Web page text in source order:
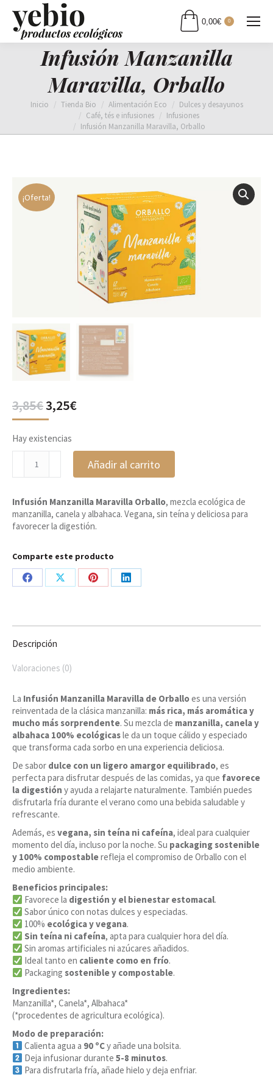
0,00€ 0
Infusión Manzanilla
Maravilla, Orballo
Estás aquí:
Inicio Tienda Bio Alimentación Eco
Dulces y desayunos
Café, tés e infusiones
Infusiones
Infusión Manzanilla Maravilla, Orballo
¡Oferta!
3,85€El
precio
era:
3,85€.
3,25€El
3,25€.
Hay existencias
Manzanilla
Maravilla,
cantidad
Añadir al carrito
Infusión Manzanilla Maravilla Orballo, mezcla ecológica de
manzanilla, canela y albahaca. Vegana, sin teína y deliciosa para
favorecer la digestión.
Comparte este producto
Share
Share
Share
Share
Descripción
Valoraciones (0)
La Infusión Manzanilla Maravilla de Orballoes una versión
reinventada de la clásica manzanilla: más rica, más aromática y
mucho más sorprendente. Su mezcla de manzanilla, canela y
albahaca 100% ecológicasle da un toque cálido y especiado
que transforma cada sorbo en una experiencia deliciosa.
De sabor dulce con un ligero amargor equilibrado, es
perfecta para disfrutar después de las comidas, ya que favorece
la digestión y ayuda a relajarte naturalmente. También puedes
disfrutarla fría durante el verano como una bebida saludable y
refrescante.
Además, es vegana, sin teína ni cafeína, ideal para cualquier
momento del día, incluso por la noche. Su packaging sostenible
y 100% compostablerefleja el compromiso de Orballo con el
medio ambiente.
Beneficios principales:
Favorece la digestión y el bienestar estomacal.
Sabor único con notas dulces y especiadas.
100% ecológica y vegana.
Sin teína ni cafeína, apta para cualquier hora del día.
Sin aromas artificiales ni azúcares añadidos.
Ideal tanto en caliente como en frío.
Packagingsostenible y compostable.
Ingredientes:
Manzanilla*, Canela*, Albahaca*
(*procedentes de agricultura ecológica).
Modo de preparación:
Calienta agua a 90 ºCy añade una bolsita.
Deja infusionar durante5-8 minutos.
Para disfrutarla fría, añade hielo y deja enfriar.